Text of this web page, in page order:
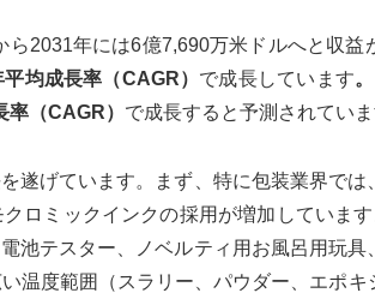
2031年には6億7,690万米ドルへと収益
均成長率（CAGR） で成長しています。
（CAGR） で成長すると予測されていま
遂げています。まず、特に包装業界で
ロミックインクの採用が増加していま
池テスター、ノベルティ用お風呂用玩
温度範囲（スラリー、パウダー、エポ